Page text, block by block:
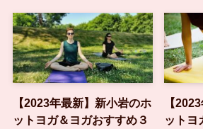
【2023年最新】新小岩のホ
ットヨガ＆ヨガおすすめ３
【
ットヨ